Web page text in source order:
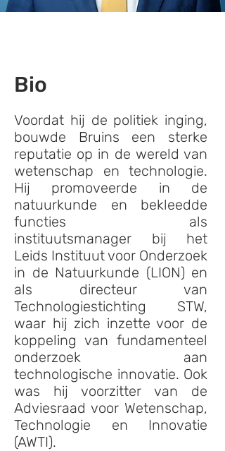
Bio
Voordat hij de politiek inging,
bouwde Bruins een sterke
reputatie op in de wereld van
wetenschap en technologie.
Hij promoveerde in de
natuurkunde en bekleedde
functies als
instituutsmanager bij het
Leids Instituut voor Onderzoek
in de Natuurkunde (LION) en
als directeur van
Technologiestichting STW,
waar hij zich inzette voor de
koppeling van fundamenteel
onderzoek aan
technologische innovatie. Ook
was hij voorzitter van de
Adviesraad voor Wetenschap,
Technologie en Innovatie
(AWTI).